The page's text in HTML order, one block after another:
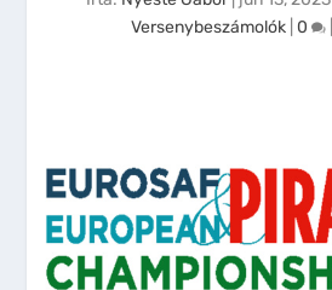
Versenybeszámolók 0